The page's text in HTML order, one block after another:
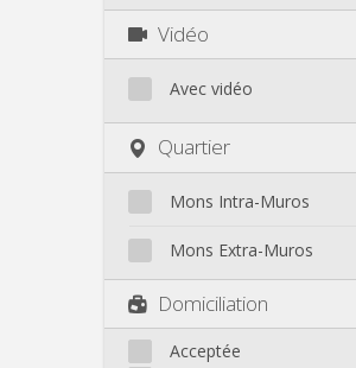
Vidéo
Avec vidéo
Quartier
Mons Intra-Muros
Mons Intra-Muros
Mons Extra-Muros
Domiciliation
Acceptée